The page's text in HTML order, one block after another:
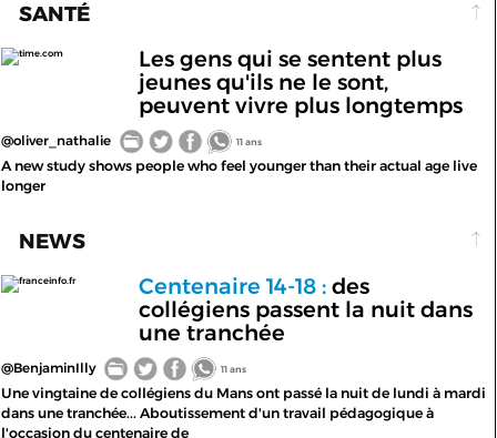
SANTÉ
time.com
Les gens qui se sentent plus
jeunes qu'ils ne le sont,
peuvent vivre plus longtemps
@oliver_nathalie 11 ans
A new study shows people who feel younger than their actual age live
longer
NEWS
franceinfo.fr Centenaire 14-18 :des
collégiens passent la nuit dans
une tranchée
@BenjaminIlly 11 ans
Une vingtaine de collégiens du Mans ont passé la nuit de lundi à mardi
dans une tranchée... Aboutissement d'un travail pédagogique à
l'occasion du centenaire de